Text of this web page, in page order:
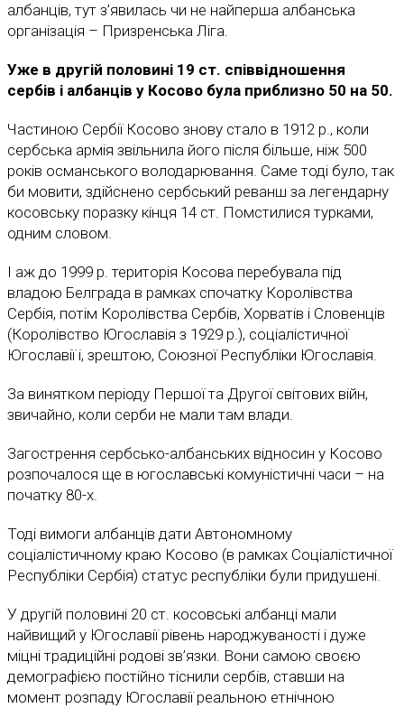
албанців, тут з’явилась чи не найперша албанська
організація – Призренська Ліга.
Уже в другій половині 19 ст. співвідношення
сербів і албанців у Косово була приблизно 50 на 50.
Частиною Сербії Косово знову стало в 1912 р., коли
сербська армія звільнила його після більше, ніж 500
років османського володарювання. Саме тоді було, так
би мовити, здійснено сербський реванш за легендарну
косовську поразку кінця 14 ст. Помстилися турками,
одним словом.
І аж до 1999 р. територія Косова перебувала під
владою Белграда в рамках спочатку Королівства
Сербія, потім Королівства Сербів, Хорватів і Словенців
(Королівство Югославія з 1929 р.), соціалістичної
Югославії і, зрештою, Союзної Республіки Югославія.
За винятком періоду Першої та Другої світових війн,
звичайно, коли серби не мали там влади.
Загострення сербсько-албанських відносин у Косово
розпочалося ще в югославські комуністичні часи – на
початку 80-х.
Тоді вимоги албанців дати Автономному
соціалістичному краю Косово (в рамках Соціалістичної
Республіки Сербія) статус республіки були придушені.
У другій половині 20 ст. косовські албанці мали
найвищий у Югославії рівень народжуваності і дуже
міцні традиційні родові зв’язки. Вони самою своєю
демографією постійно тіснили сербів, ставши на
момент розпаду Югославії реальною етнічною